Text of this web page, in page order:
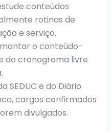
conteúdos
rotinas de
e serviço.
o conteúdo-
do cronograma livre
SEDUC e do Diário
cargos confirmados
divulgados.